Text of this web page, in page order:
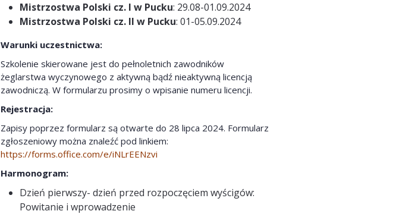
Mistrzostwa Polski cz. I w Pucku: 29.08-01.09.2024
Mistrzostwa Polski cz. II w Pucku: 01-05.09.2024
Warunki uczestnictwa:
Szkolenie skierowane jest do pełnoletnich zawodników
żeglarstwa wyczynowego z aktywną bądź nieaktywną licencją
zawodniczą. W formularzu prosimy o wpisanie numeru licencji.
Rejestracja:
Zapisy poprzez formularz są otwarte do 28 lipca 2024. Formularz
zgłoszeniowy można znaleźć pod linkiem:
https://forms.office.com/e/iNLrEENzvi
Harmonogram:
Dzień pierwszy- dzień przed rozpoczęciem wyścigów:
Powitanie i wprowadzenie